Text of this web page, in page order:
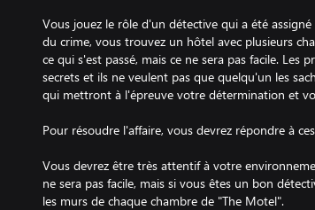
Vous jouez le rôle d'un détective qui a été
du crime, vous trouvez un hôtel avec plusieurs
ce qui s'est passé, mais ce ne sera pas facile. Les
secrets et ils ne veulent pas que quelqu'un les
qui mettront à l'épreuve votre détermination et
Pour résoudre l'affaire, vous devrez répondre à
Vous devrez être très attentif à votre
ne sera pas facile, mais si vous êtes un bon
les murs de chaque chambre de "The Motel".